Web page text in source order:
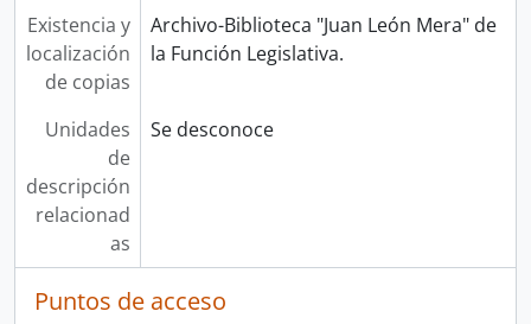
Existencia y
localización
de copias
Archivo-Biblioteca "Juan León Mera" de
la Función Legislativa.
Unidades
de
descripción
relacionad
as
Se desconoce
Puntos de acceso